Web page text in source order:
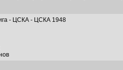
- ЦСКА - ЦСКА 1948